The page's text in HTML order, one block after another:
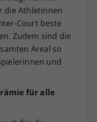
die Athletinnen
Court beste
Zudem sind die
Areal so
und
für alle